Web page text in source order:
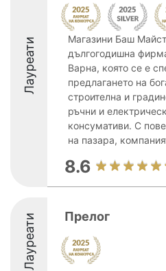
Лауреати
Магазини Баш
дългогодишна
Варна, която се е
предлагането на
строителна и
ръчни и
консумативи. С
на пазара,
8.6
Лауреати Прелог